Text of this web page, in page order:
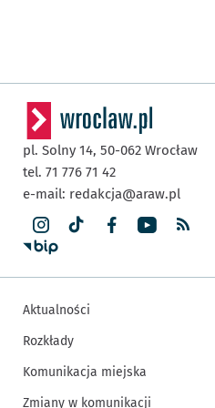
pl. Solny 14, 50-062 Wrocław
tel. 71 776 71 42
e-mail: redakcja@araw.pl
Aktualności
Rozkłady
Komunikacja miejska
Zmiany w komunikacji